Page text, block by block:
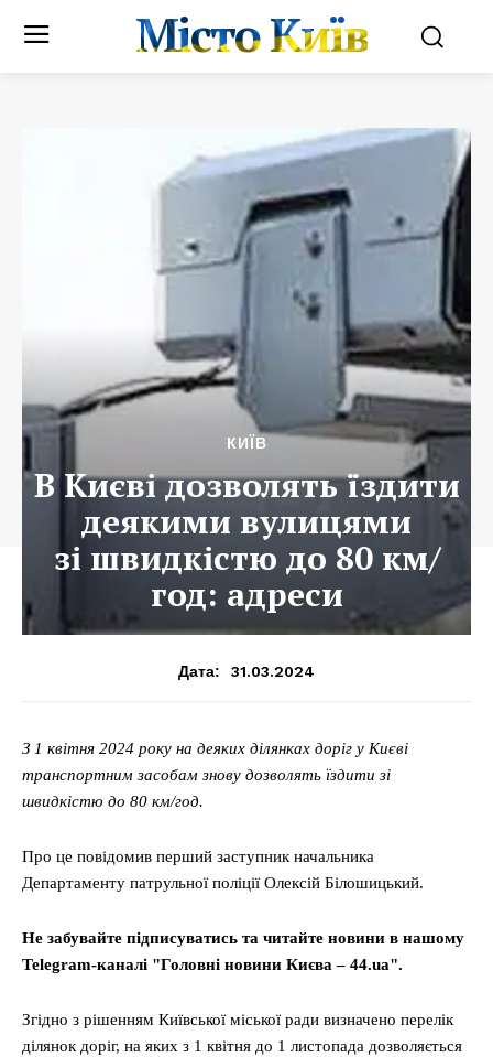
Місто Київ
КИЇВ
В Києві дозволять їздити
деякими вулицями
зі швидкістю до 80 км/
год: адреси
Дата: 31.03.2024
З 1 квітня 2024 року на деяких ділянках доріг у Києві
транспортним засобам знову дозволять їздити зі
швидкістю до 80 км/год.
Про це повідомив перший заступник начальника
Департаменту патрульної поліції Олексій Білошицький.
Не забувайте підписуватись та читайте новини в нашому
Telegram-каналі "Головні новини Києва – 44.ua".
Згідно з рішенням Київської міської ради визначено перелік
ділянок доріг, на яких з 1 квітня до 1 листопада дозволяється